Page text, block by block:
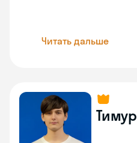
Читать дальше
Тимур